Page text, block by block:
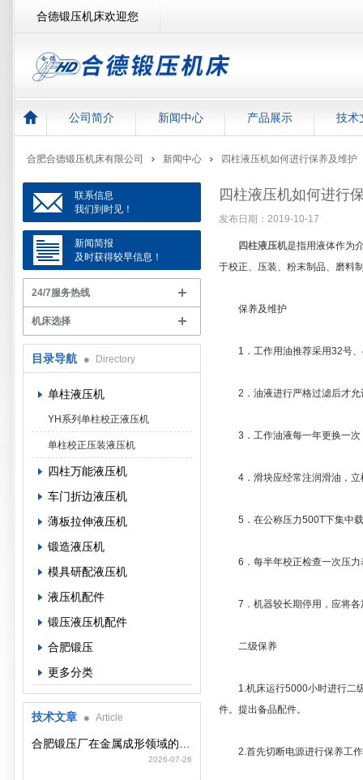
合德锻压机床欢迎您
公司简介 新闻中心 产品展示 技术
合肥合德锻压机床有限公司 新闻中心 四柱液压机如何进行保养及维护
四柱液压机如何进行
发布日期：2019-10-17
四柱液压机是指用液体作为
于校正、压装、粉末制品、磨料
保养及维护
1．工作用油推荐采用32号、
2．油液进行严格过滤后才允
3．工作油液每一年更换一次
4．滑块应经常注润滑油，立
5．在公称压力500T下集中载
6．每半年校正检查一次压力
7．机器较长期停用，应将各
二级保养
1.机床运行5000小时进行二级
件。提出备品配件。
2.首先切断电源进行保养工
联系信息
我们到时见！
新闻简报
及时获得较早信息！
24/7服务热线
机床选择
目录导航 Directory
单柱液压机
YH系列单柱校正液压机
单柱校正压装液压机
四柱万能液压机
车门折边液压机
薄板拉伸液压机
锻造液压机
模具研配液压机
液压机配件
锻压液压机配件
合肥锻压
更多分类
技术文章 Article
2026-07-26